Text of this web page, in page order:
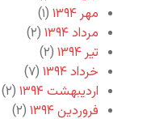
مهر ۱۳۹۴
(۱)
مرداد ۱۳۹۴
(۲)
تیر ۱۳۹۴
(۲)
خرداد ۱۳۹۴
(۷)
اردیبهشت ۱۳۹۴
(۲)
فروردین ۱۳۹۴
(۲)